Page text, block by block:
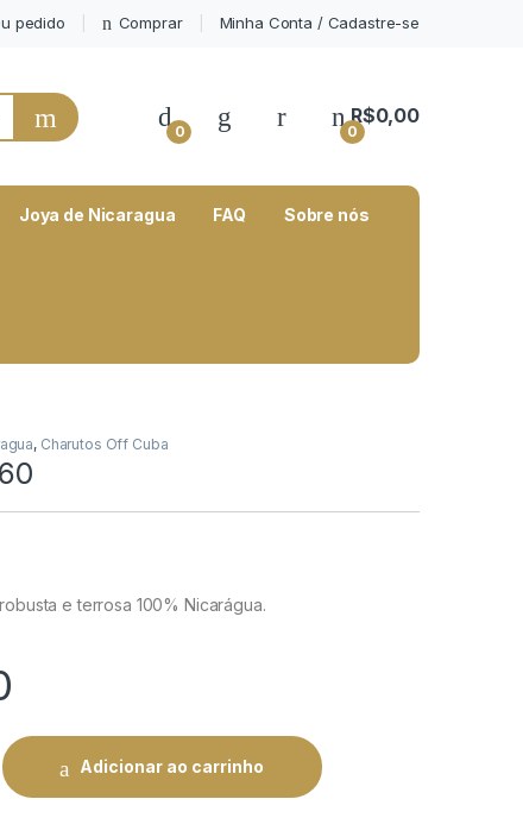
pedido Comprar Minha Conta / Cadastre-se
0
My Account
0
R$0,00
Joya de Nicaragua FAQ Sobre nós
, Charutos Off Cuba
e terrosa 100% Nicarágua.
Adicionar ao carrinho